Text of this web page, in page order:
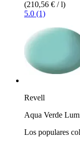
(210,56 € / l)
5.0 (1)
Revell
Aqua Verde
Los populares